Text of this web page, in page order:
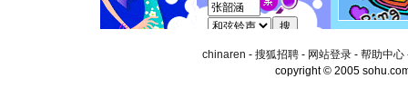
chinaren - 搜狐招聘- 网站登录- 帮助中心
copyright © 2005